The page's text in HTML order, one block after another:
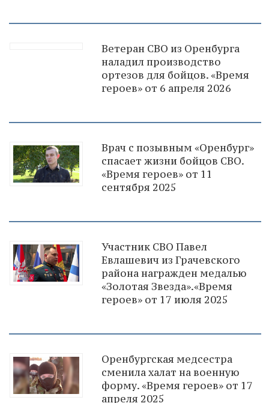
Ветеран СВО из Оренбурга
наладил производство
ортезов для бойцов. «Время
героев» от 6 апреля 2026
Врач с позывным «Оренбург»
спасает жизни бойцов СВО.
«Время героев» от 11
сентября 2025
Участник СВО Павел
Евлашевич из Грачевского
района награжден медалью
«Золотая Звезда».«Время
героев» от 17 июля 2025
Оренбургская медсестра
сменила халат на военную
форму. «Время героев» от 17
апреля 2025